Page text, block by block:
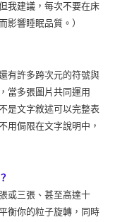
我建議，每次不要在床
影響睡眠品質。）
有許多跨次元的符號與
當多張圖片共同運用
是文字敘述可以完整表
用侷限在文字說明中，
或三張、甚至高達十
衡你的粒子旋轉，同時